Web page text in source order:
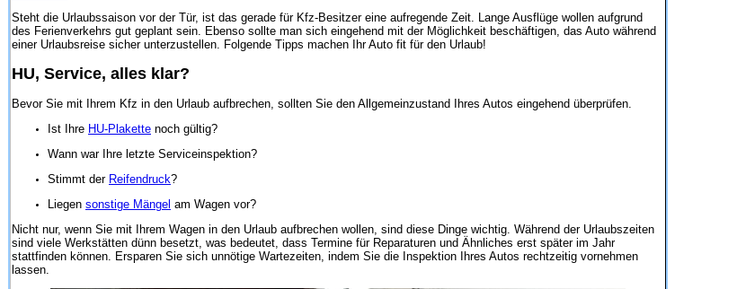
Steht die Urlaubssaison vor der Tür, ist das gerade für Kfz-Besitzer eine aufregende Zeit. Lange Ausflüge wollen aufgrund
des Ferienverkehrs gut geplant sein. Ebenso sollte man sich eingehend mit der Möglichkeit beschäftigen, das Auto während
einer Urlaubsreise sicher unterzustellen. Folgende Tipps machen Ihr Auto fit für den Urlaub!
HU, Service, alles klar?
Bevor Sie mit Ihrem Kfz in den Urlaub aufbrechen, sollten Sie den Allgemeinzustand Ihres Autos eingehend überprüfen.
Ist Ihre HU-Plakette noch gültig?
Wann war Ihre letzte Serviceinspektion?
Stimmt der Reifendruck?
Liegen sonstige Mängel am Wagen vor?
Nicht nur, wenn Sie mit Ihrem Wagen in den Urlaub aufbrechen wollen, sind diese Dinge wichtig. Während der Urlaubszeiten
sind viele Werkstätten dünn besetzt, was bedeutet, dass Termine für Reparaturen und Ähnliches erst später im Jahr
stattfinden können. Ersparen Sie sich unnötige Wartezeiten, indem Sie die Inspektion Ihres Autos rechtzeitig vornehmen
lassen.